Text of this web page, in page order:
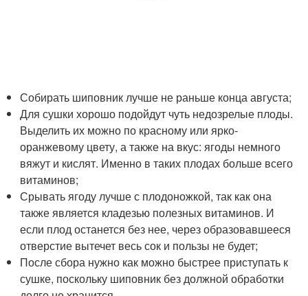
Собирать шиповник лучше не раньше конца августа;
Для сушки хорошо подойдут чуть недозрелые плоды.
Выделить их можно по красному или ярко-
оранжевому цвету, а также на вкус: ягоды немного
вяжут и кислят. Именно в таких плодах больше всего
витаминов;
Срывать ягоду лучше с плодоножкой, так как она
также является кладезью полезных витаминов. И
если плод останется без нее, через образовавшееся
отверстие вытечет весь сок и пользы не будет;
После сбора нужно как можно быстрее приступать к
сушке, поскольку шиповник без должной обработки